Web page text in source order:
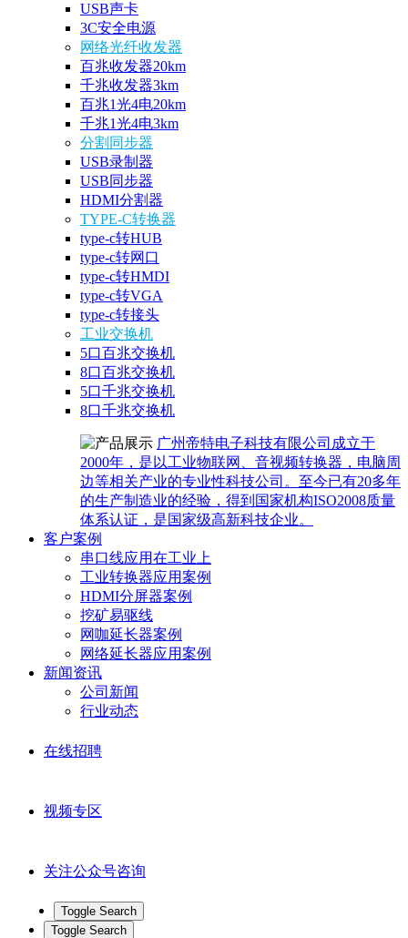
USB声卡
3C安全电源
网络光纤收发器
百兆收发器20km
千兆收发器3km
百兆1光4电20km
千兆1光4电3km
分割同步器
USB录制器
USB同步器
HDMI分割器
TYPE-C转换器
type-c转HUB
type-c转网口
type-c转HMDI
type-c转VGA
type-c转接头
工业交换机
5口百兆交换机
8口百兆交换机
5口千兆交换机
8口千兆交换机
广州帝特电子科技有限公司成立于
2000年，是以工业物联网、音视频转换器，电脑周
边等相关产业的专业性科技公司。至今已有20多年
的生产制造业的经验，得到国家机构ISO2008质量
体系认证，是国家级高新科技企业。
客户案例
串口线应用在工业上
工业转换器应用案例
HDMI分屏器案例
挖矿易驱线
网咖延长器案例
网络延长器应用案例
新闻资讯
公司新闻
行业动态
在线招聘
视频专区
关注公众号咨询
Toggle Search
Toggle Search